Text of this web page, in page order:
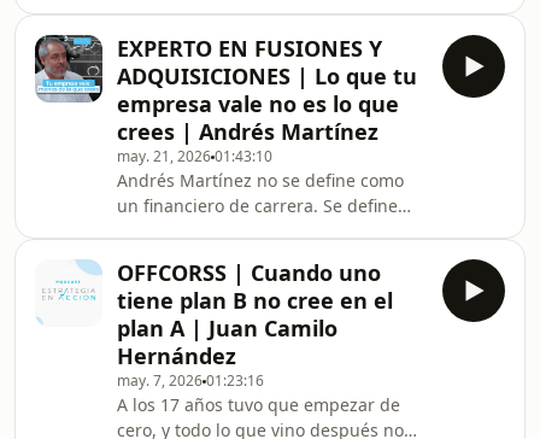
que nació en una casa frente a la
Plaza de Flores y que hoy es un
referente in
Comfama, conversamos sobre cómo
una caja de compensación puede
convertirse en mucho más que eso.
Sobre construir una institución cuyo
impacto no dependa únicamente del
aporte obligatorio del 4%, y por qué
crecer solo tiene sentido cuando
amplía las oportunidades d
EXPERTO EN FUSIONES Y
ADQUISICIONES | Lo que tu
empresa vale no es lo que
crees | Andrés Martínez
may. 21, 202601:43:10
Andrés Martínez no se define como
un financiero de carrera. Se define
su lugar por un golpe de suerte.Hoy
es director de M&amp;A (fusiones y
adquisiciones) en Estrategia en
Acción, y en este episodio nos lleva al
detrás de uno de los procesos más
complejos de los negocios: comprar y
vender empresas.Hablamos de por
OFFCORSS | Cuando uno
tiene plan B no cree en el
plan A | Juan Camilo
Hernández
may. 7, 202601:23:16
A los 17 años tuvo que empezar de
cero, y todo lo que vino después no